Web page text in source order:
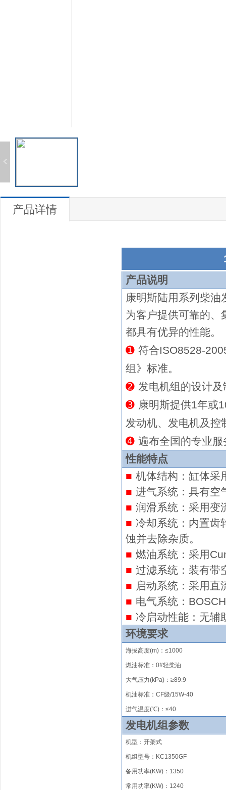
产品详情
产品说明
康明斯陆用系列 柴油
为客户提供可靠的、
都具有优异的性能。
➊ 符合ISO8528-
组》标准。
➋ 发电机组的设计
➌ 康明斯提供1年或
发动机、发电机及控
➍ 遍布全国的专业
性能特点
■ 机体结构：缸体采
■ 进气系统：具有空
■ 润滑系统：采用变
■ 冷却系统：内置齿
蚀并去除杂质。
■ 燃油系统：采用
■ 过滤系统：装有带
■ 启动系统：采用直
■ 电气系统：
■ 冷启动性能：无
环境要求
海拔高度(m) ：≤1000
燃油标准：0#轻柴油
大气压力(kPa)：≥89.9
机油标准：CF级/15W-40
进气温度(℃)：≤40
发电机组参数
机型：开架式
机组型号 ： KC1350GF
备用功率(KW) ： 1350
常用功率(KW) ： 1240